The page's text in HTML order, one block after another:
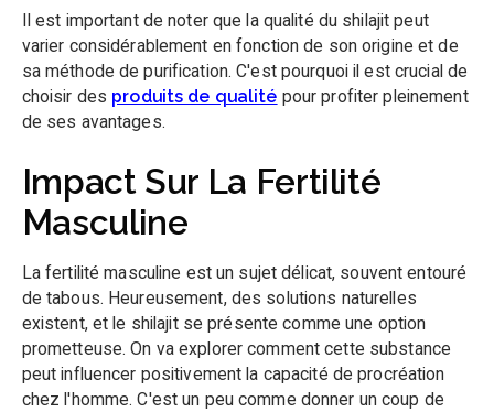
Il est important de noter que la qualité du shilajit peut
varier considérablement en fonction de son origine et de
sa méthode de purification. C'est pourquoi il est crucial de
choisir des produits de qualité pour profiter pleinement
de ses avantages.
Impact Sur La Fertilité
Masculine
La fertilité masculine est un sujet délicat, souvent entouré
de tabous. Heureusement, des solutions naturelles
existent, et le shilajit se présente comme une option
prometteuse. On va explorer comment cette substance
peut influencer positivement la capacité de procréation
chez l'homme. C'est un peu comme donner un coup de